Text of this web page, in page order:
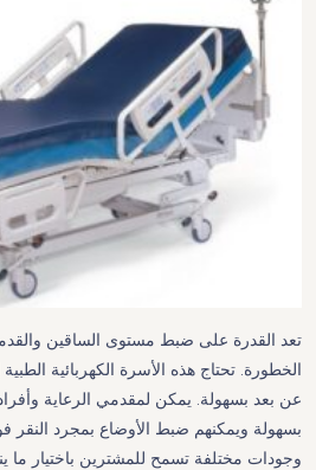
تعد القدرة على ضبط مستوى الساقين
الخطورة. تحتاج هذه الأسرة الكهربائية
عن بعد بسهولة. يمكن لمقدمي الرعاية
بسهولة ويمكنهم ضبط الأوضاع بمجرد النقر
وجودات مختلفة تسمح للمشترين باختيار ما